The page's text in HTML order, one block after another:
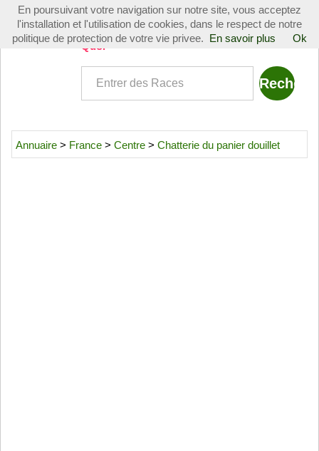
Toggle
Quoi
Annuaire > France > Centre > Chatterie du panier douillet
En poursuivant votre navigation sur notre site, vous acceptez
l'installation et l'utilisation de cookies, dans le respect de notre
politique de protection de votre vie privee.
En savoir plus Ok